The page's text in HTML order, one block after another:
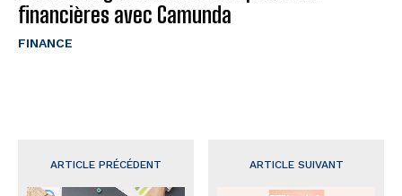
financières avec Camunda
FINANCE
ARTICLE PRÉCÉDENT ARTICLE SUIVANT